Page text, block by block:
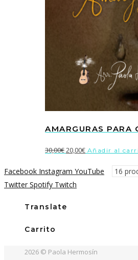
AMARGURAS PARA
30,00€El
original
era:
20,00€El
actual
Añadir al
Facebook Instagram YouTube
Twitter Spotify Twitch
Translate
Carrito
2026 © Paola Hermosín